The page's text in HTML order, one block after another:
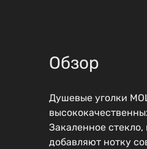
Обзор
Душевые уголки
Закаленное
добавляют нотку